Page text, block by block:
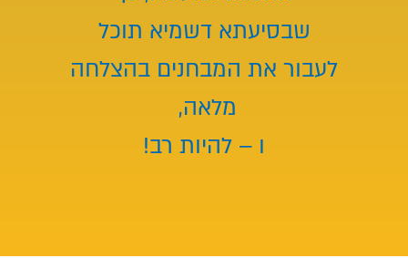
שבסיעתא דשמיא תוכל
לעבור את המבחנים בהצלחה
מלאה,
ו – להיות רב!